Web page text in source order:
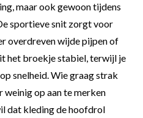
maar ook gewoon tijdens
sportieve snit zorgt voor
overdreven wijde pijpen of
het broekje stabiel, terwijl je
snelheid. Wie graag strak
weinig op aan te merken
dat kleding de hoofdrol